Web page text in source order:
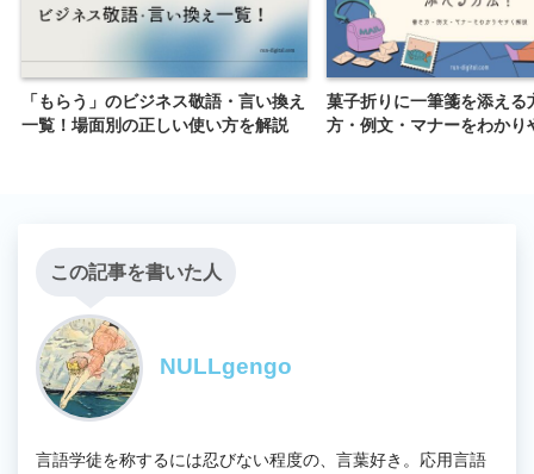
「もらう」のビジネス敬語・言い換え
一覧！場面別の正しい使い方を解説
菓子折りに一筆箋を添える
方・例文・マナーをわかり
この記事を書いた人
NULLgengo
言語学徒を称するには忍びない程度の、言葉好き。応用言語